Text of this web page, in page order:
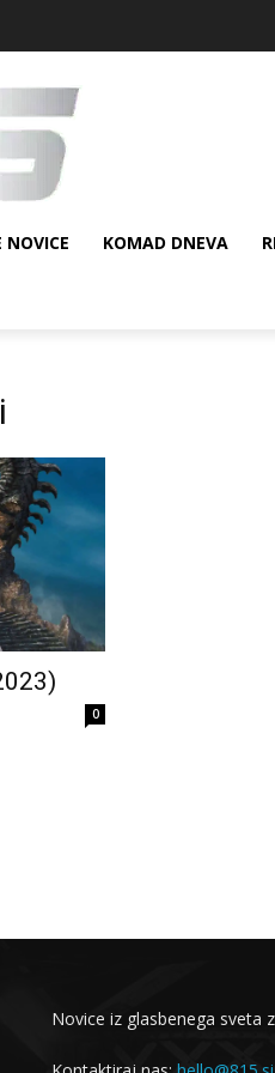
NOVICE KOMAD DNEVA
0
Novice iz glasbenega sveta